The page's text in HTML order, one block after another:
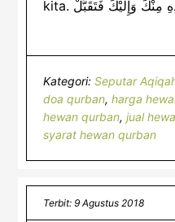
Kategori:Seputar
doa qurban,harga
hewan qurban,jual
syarat hewan qurban
Terbit: 9 Agustus 2018